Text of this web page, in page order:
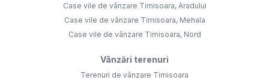
Case vile de vânzare Timisoara, Aradului
Case vile de vânzare Timisoara, Mehala
Case vile de vânzare Timisoara, Nord
Vânzări terenuri
Terenuri de vânzare Timisoara